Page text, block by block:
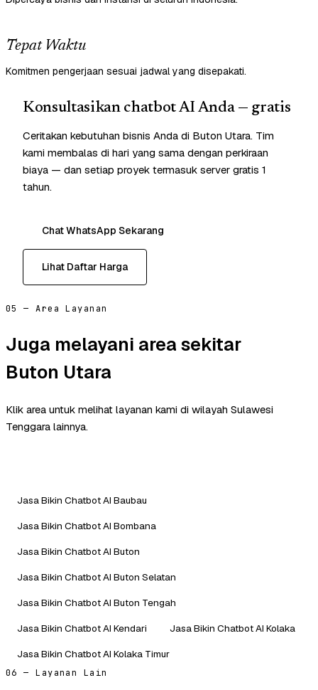
Tepat Waktu
Komitmen pengerjaan sesuai jadwal yang disepakati.
Konsultasikan chatbot AI Anda — gratis
Ceritakan kebutuhan bisnis Anda di Buton Utara. Tim
kami membalas di hari yang sama dengan perkiraan
biaya — dan setiap proyek termasuk server gratis 1
tahun.
Chat WhatsApp Sekarang
Lihat Daftar Harga
05 — Area Layanan
Juga melayani area sekitar
Buton Utara
Klik area untuk melihat layanan kami di wilayah Sulawesi
Tenggara lainnya.
Jasa Bikin Chatbot AI Baubau
Jasa Bikin Chatbot AI Bombana
Jasa Bikin Chatbot AI Buton
Jasa Bikin Chatbot AI Buton Selatan
Jasa Bikin Chatbot AI Buton Tengah
Jasa Bikin Chatbot AI Kendari
Jasa Bikin Chatbot AI Kolaka
Jasa Bikin Chatbot AI Kolaka Timur
06 — Layanan Lain